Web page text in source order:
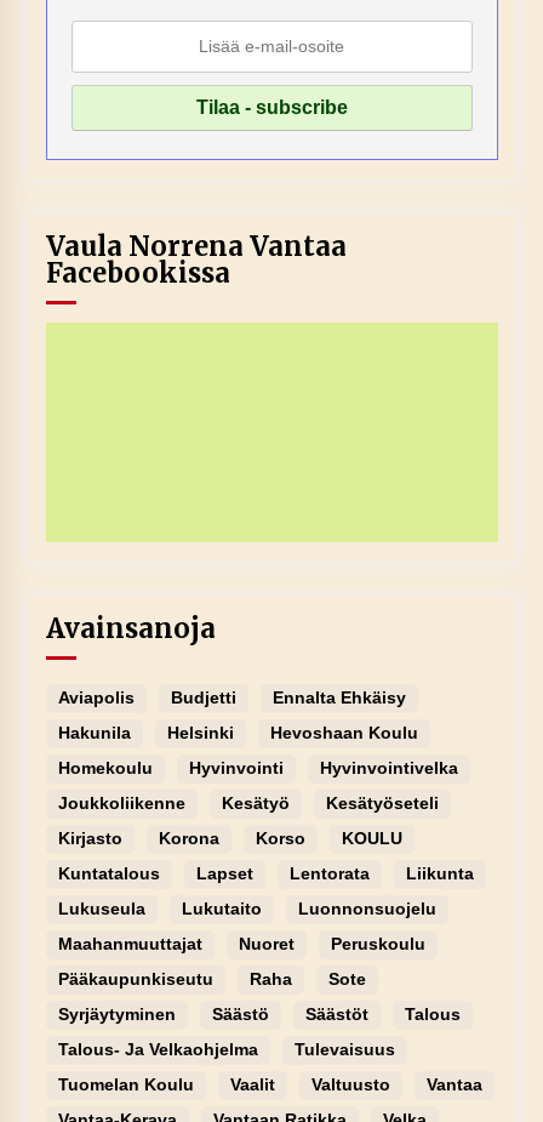
Vaula Norrena Vantaa
Facebookissa
Avainsanoja
Aviapolis Budjetti
Ennalta Ehkäisy
Hakunila
Helsinki
Hevoshaan Koulu
Homekoulu
Hyvinvointi
Hyvinvointivelka
Joukkoliikenne
Kesätyö
Kesätyöseteli
Kirjasto
Korona Korso
KOULU
Kuntatalous
Lapset Lentorata
Liikunta
Lukuseula
Lukutaito
Luonnonsuojelu
Maahanmuuttajat
Nuoret
Peruskoulu
Pääkaupunkiseutu
Raha
Sote
Syrjäytyminen
Säästö Säästöt
Talous
Talous- Ja Velkaohjelma
Tulevaisuus
Tuomelan Koulu
Vaalit Valtuusto
Vantaa